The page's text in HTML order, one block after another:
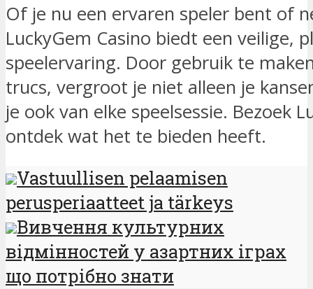
Of je nu een ervaren speler bent of
LuckyGem Casino biedt een veilige,
speelervaring. Door gebruik te
trucs, vergroot je niet alleen je
je ook van elke speelsessie. Bezoek
ontdek wat het te bieden heeft.
Vastuullisen pelaamisen
perusperiaatteet ja tärkeys
Вивчення культурних
відмінностей у азартних іграх
що потрібно знати